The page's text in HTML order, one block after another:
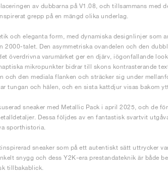
av dubbarna på V1.08, och tillsammans med
grepp på en mängd olika underlag.
och eleganta form, med dynamiska designlinjer som
2000-talet. Den asymmetriska ovandelen och den
överdrivna varumärket ger en djärv, iögonfallande
mikropunkter bidrar till skons kontrasterande
och den mediala flanken och sträcker sig under
tungan och hälen, och en sista kattdjur visas bakom
sneaker med Metallic Pack i april 2025, och de
Dessa följdes av en fantastisk svartvit
sporthistoria.
sneaker som på ett autentiskt sätt uttrycker
snygg och dess Y2K-era prestandateknik är både
tillbakablick.